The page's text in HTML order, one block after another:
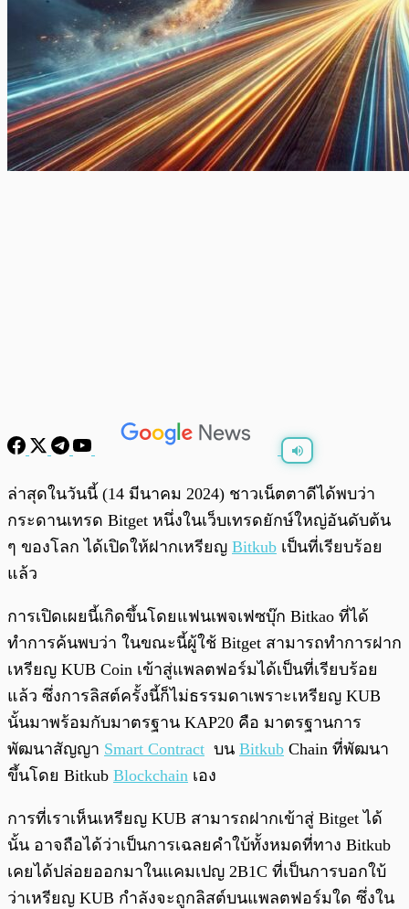
พร้อมเล่น 0:00/ 0:00
ล่าสุดในวันนี้ (14 มีนาคม 2024) ชาวเน็ตตาดีได้พบว่า
กระดานเทรด Bitget หนึ่งในเว็บเทรดยักษ์ใหญ่อันดับต้น
ๆ ของโลก ได้เปิดให้ฝากเหรียญ Bitkub เป็นที่เรียบร้อย
แล้ว
การเปิดเผยนี้เกิดขึ้นโดยแฟนเพจเฟซบุ๊ก Bitkao ที่ได้
ทำการค้นพบว่า ในขณะนี้ผู้ใช้ Bitget สามารถทำการฝาก
เหรียญ KUB Coin เข้าสู่แพลตฟอร์มได้เป็นที่เรียบร้อย
แล้ว ซึ่งการลิสต์ครั้งนี้ก็ไม่ธรรมดาเพราะเหรียญ KUB
นั้นมาพร้อมกับมาตรฐาน KAP20 คือ มาตรฐานการ
พัฒนาสัญญา Smart Contract บน Bitkub Chain ที่พัฒนา
ขึ้นโดย Bitkub Blockchain เอง
การที่เราเห็นเหรียญ KUB สามารถฝากเข้าสู่ Bitget ได้
นั้น อาจถือได้ว่าเป็นการเฉลยคำใบ้ทั้งหมดที่ทาง Bitkub
เคยได้ปล่อยออกมาในแคมเปญ 2B1C ที่เป็นการบอกใบ้
ว่าเหรียญ KUB กำลังจะถูกลิสต์บนแพลตฟอร์มใด ซึ่งใน